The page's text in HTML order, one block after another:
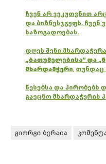
ჩვენ არ ვეკუთვნით
და ბიზნესჯგუფს. ჩვენ
საზოგადოებას.
დღეს შენი
„ბათუმელებისა“ და
მხარდამჭერი, თუნდაც
წესებსა და პირობებს
გაეცნო მხარდაჭერის
გიორგი ბერაია